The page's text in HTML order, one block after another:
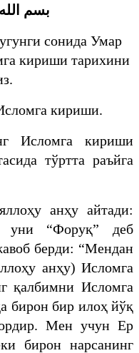
بسم
сонида Умар
кириши тарихини
кириши.
Исломга кириши
тўртта раъйга
анҳу айтади:
уни “Форуқ” деб
берди: “Мендан
анҳу) Исломга
қалбимни Исломга
бирон бир илоҳ йўқ
Мен учун Ер
бирон нарсанинг